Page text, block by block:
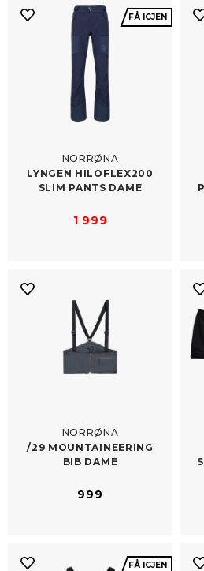
FÅ IGJEN
NORRØNA
LYNGEN HILOFLEX200
SLIM PANTS DAME
1 999
NORRØNA
/​29 MOUNTAINEERING
BIB DAME
999
FÅ IGJEN